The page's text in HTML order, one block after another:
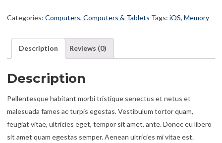
Categories: Computers, Computers & Tablets Tags: iOS, Memory
Description Reviews (0)
Description
Pellentesque habitant morbi tristique senectus et netus et
malesuada fames ac turpis egestas. Vestibulum tortor quam,
feugiat vitae, ultricies eget, tempor sit amet, ante. Donec eu libero
sit amet quam egestas semper. Aenean ultricies mi vitae est.